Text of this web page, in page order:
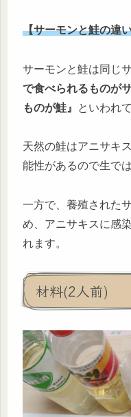
【サーモンと鮭の違
サーモンと鮭は同じ
で食べられるものが
ものが鮭』
といわれ
天然の鮭はアニサキ
能性があるので生で
一方で、養殖された
め、アニサキスに感
れます。
材料(2人前)